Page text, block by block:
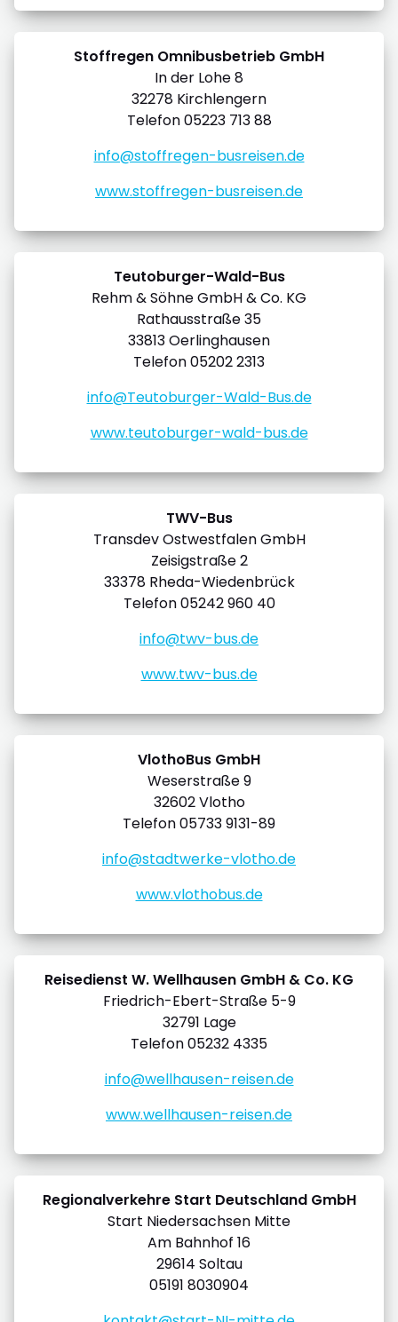
Stoffregen Omnibusbetrieb GmbH
In der Lohe 8
32278 Kirchlengern
Telefon 05223 713 88
info@stoffregen-busreisen.de
www.stoffregen-busreisen.de
Teutoburger-Wald-Bus
Rehm & Söhne GmbH & Co. KG
Rathausstraße 35
33813 Oerlinghausen
Telefon 05202 2313
info@Teutoburger-Wald-Bus.de
www.teutoburger-wald-bus.de
TWV-Bus
Transdev Ostwestfalen GmbH
Zeisigstraße 2
33378 Rheda-Wiedenbrück
Telefon 05242 960 40
info@twv-bus.de
www.twv-bus.de
VlothoBus GmbH
Weserstraße 9
32602 Vlotho
Telefon 05733 9131-89
info@stadtwerke-vlotho.de
www.vlothobus.de
Reisedienst W. Wellhausen GmbH & Co. KG
Friedrich-Ebert-Straße 5-9
32791 Lage
Telefon 05232 4335
info@wellhausen-reisen.de
www.wellhausen-reisen.de
Regionalverkehre Start Deutschland GmbH
Start Niedersachsen Mitte
Am Bahnhof 16
29614 Soltau
05191 8030904